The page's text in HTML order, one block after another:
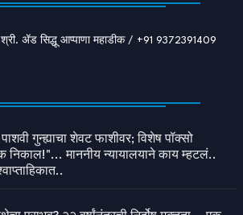
: श्री. ॲड सिद्धू आप्पाणा महाडीक / +91 9372391409
गुन्ह्याचा शेवट फाशीवर; विशेष पॉक्सो
निकाल!"... माननीय न्यायालयाने काय म्हटलं..